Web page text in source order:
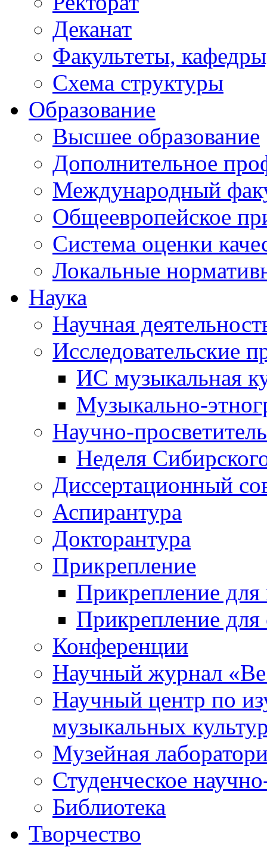
Деканат
Факультеты,
Схема структуры
Образование
Высшее образование
Дополнительное
Международный
Общеевропейское
Система оценки
Локальные
Наука
Научная
Исследовательские
ИС музыкальная
Музыкально-
Научно-
Неделя
Диссертационный
Аспирантура
Докторантура
Прикрепление
Прикрепление для
Прикрепление для
Конференции
Научный журнал
Научный центр по
музыкальных
Музейная
Студенческое
Библиотека
Творчество